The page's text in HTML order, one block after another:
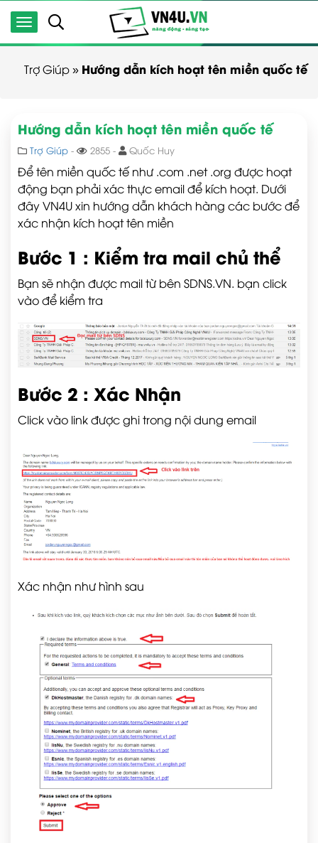
Trợ Giúp» Hướng dẫn kích hoạt tên miền quốc tế
Hướng dẫn kích hoạt tên miền quốc tế
Trợ Giúp - 2855 - Quốc Huy
Để tên miền quốc tế như .com .net .org được hoạt
động bạn phải xác thực email để kích hoạt. Dưới
đây VN4U xin hướng dẫn khách hàng các bước để
xác nhận kích hoạt tên miền
Bước 1 : Kiểm tra mail chủ thể
Bạn sẽ nhận được mail từ bên SDNS.VN. bạn click
vào để kiểm tra
Bước 2 : Xác Nhận
Click vào link được ghi trong nội dung email
Xác nhận như hình sau